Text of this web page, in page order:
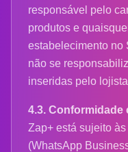
responsável pelo
produtos e
estabelecimento no
não se
inseridas pelo
4.3. Conformidade
Zap+ está sujeito
(WhatsApp